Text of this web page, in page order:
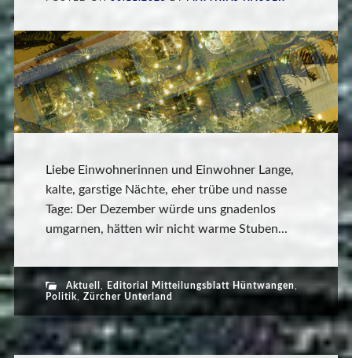
Liebe Einwohnerinnen und Einwohner Lange,
kalte, garstige Nächte, eher trübe und nasse
Tage: Der Dezember würde uns gnadenlos
umgarnen, hätten wir nicht warme Stuben...
Aktuell , Editorial Mitteilungsblatt Hüntwangen,
Politik, Zürcher Unterland